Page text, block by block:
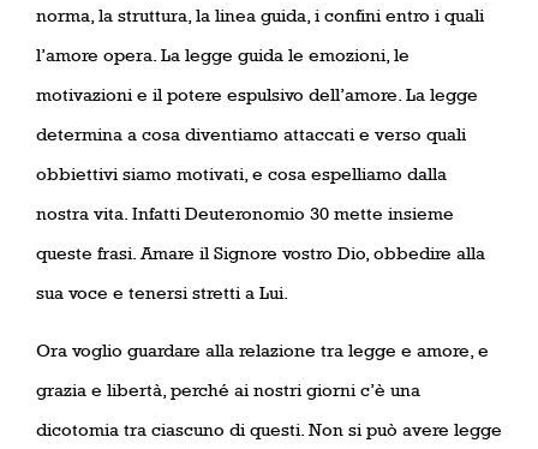
norma, la struttura, la linea guida, i confini entro i quali
l’amore opera. La legge guida le emozioni, le
motivazioni e il potere espulsivo dell’amore. La legge
determina a cosa diventiamo attaccati e verso quali
obbiettivi siamo motivati, e cosa espelliamo dalla
nostra vita. Infatti Deuteronomio 30 mette insieme
queste frasi. Amare il Signore vostro Dio, obbedire alla
sua voce e tenersi stretti a Lui.
Ora voglio guardare alla relazione tra legge e amore, e
grazia e libertà, perché ai nostri giorni c’è una
dicotomia tra ciascuno di questi. Non si può avere legge